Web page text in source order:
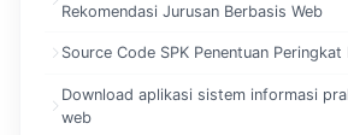
Rekomendasi Jurusan Berbasis Web
Source Code SPK Penentuan
Download aplikasi sistem informasi
web